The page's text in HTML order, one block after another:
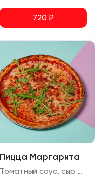
720 ₽
Пицца Маргарита
Томатный соус, сыр моцарелла, руккола, орегано